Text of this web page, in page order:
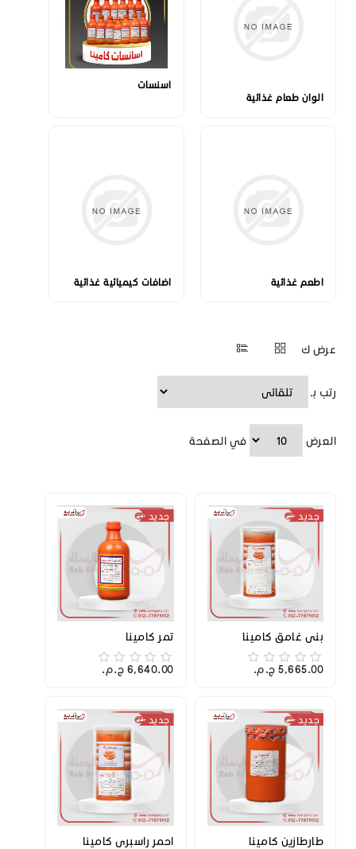
الوان طعام غذائية
اسنسات
اطعم غذائية اضافات كيميائية غذائية
عرض ك
رتب بـ
العرض في الصفحة
جديد
بني غامق كامينا
5,665.00 ج.م.‏
جديد
تمر كامينا
6,640.00 ج.م.‏
جديد
طارطازين كامينا
جديد
احمر راسبري كامينا